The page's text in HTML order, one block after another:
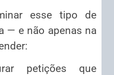
esse tipo de
— e não apenas na
petições que